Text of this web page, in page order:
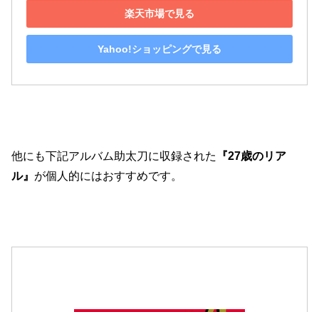
楽天市場で見る
Yahoo!ショッピングで見る
他にも下記アルバム助太刀に収録された
『27歳のリア
ル』 が個人的にはおすすめです。